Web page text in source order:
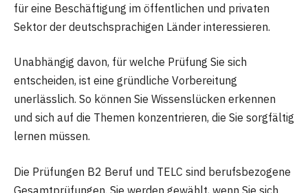
für eine Beschäftigung im öffentlichen und privaten
Sektor der deutschsprachigen Länder interessieren.
Unabhängig davon, für welche Prüfung Sie sich
entscheiden, ist eine gründliche Vorbereitung
unerlässlich. So können Sie Wissenslücken erkennen
und sich auf die Themen konzentrieren, die Sie sorgfältig
lernen müssen.
Die Prüfungen B2 Beruf und TELC sind berufsbezogene
Gesamtprüfungen. Sie werden gewählt, wenn Sie sich